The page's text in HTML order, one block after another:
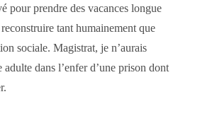
pour prendre des vacances longue
tant humainement que
sociale. Magistrat, je n’aurais
dans l’enfer d’une prison dont